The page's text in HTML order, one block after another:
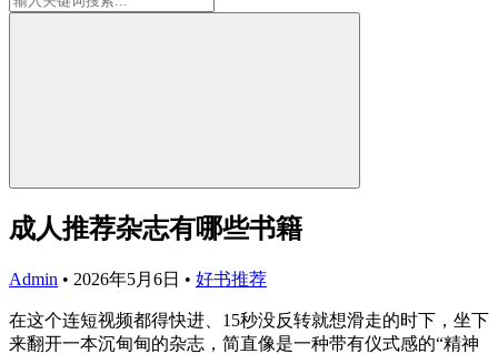
成人推荐杂志有哪些书籍
Admin • 2026年5月6日 • 好书推荐
在这个连短视频都得快进、15秒没反转就想滑走的时下，坐下
来翻开一本沉甸甸的杂志，简直像是一种带有仪式感的“精神